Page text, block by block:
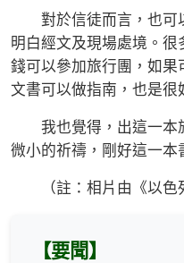
對於信徒而言，也可
明白經文及現場處境。
錢可以參加旅行團，如
文書可以做指南，也是很
我也覺得，出這一本
微小的祈禱，剛好這一本
（註：相片由《以色列
【要聞】